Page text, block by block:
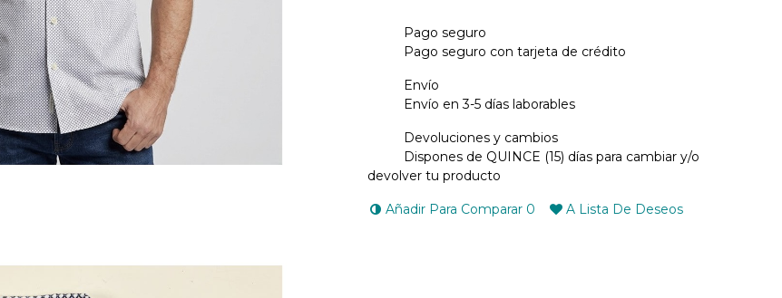
Pago seguro
Pago seguro con tarjeta de crédito
Envío
Envío en 3-5 días laborables
Devoluciones y cambios
Dispones de QUINCE (15) días para cambiar y/o
devolver tu producto
Añadir Para Comparar 0 A Lista De Deseos